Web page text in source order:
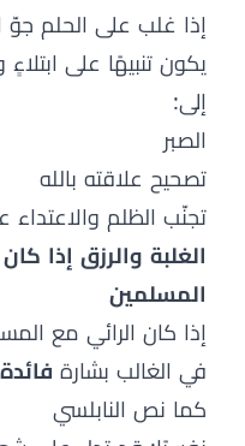
إذا غلب على الحلم
يكون تنبيهًا على
إلى:
الصبر
تصحيح علاقته بالله
تجنّب الظلم
الغلبة والرزق إذا
المسلمين
إذا كان الرائي مع
في الغالب بشارة
كما نص النابلسي